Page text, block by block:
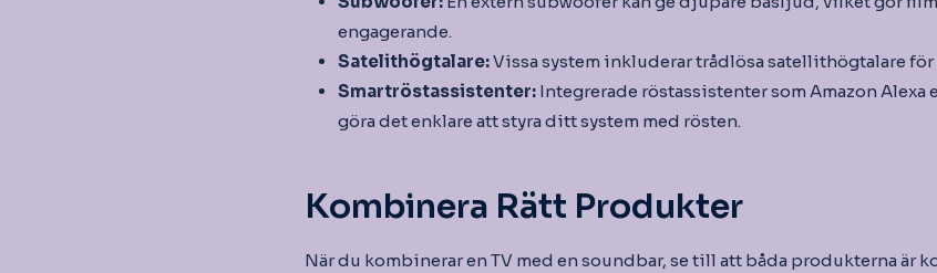
engagerande.
Satelithögtalare:Vissa system inkluderar trådlösa satellithögtalare
Smartröstassistenter: Integrerade röstassistenter som Amazon Alexa
göra det enklare att styra ditt system med rösten.
Kombinera Rätt Produkter
När du kombinerar en TV med en soundbar, se till att båda produkterna är